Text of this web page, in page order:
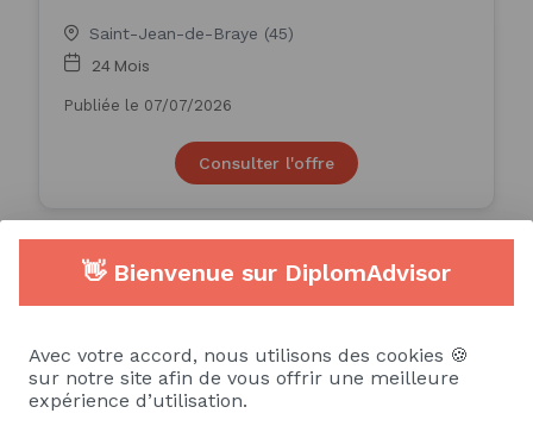
Saint-Jean-de-Braye (45)
24 Mois
Publiée le 07/07/2026
Consulter l'offre
Alternant GMAO (F/H)
ALTERNANCE
Luna Food
👋 Bienvenue sur DiplomAdvisor
Avec votre accord, nous utilisons des cookies 🍪
sur notre site afin de vous offrir une meilleure
expérience d’utilisation.